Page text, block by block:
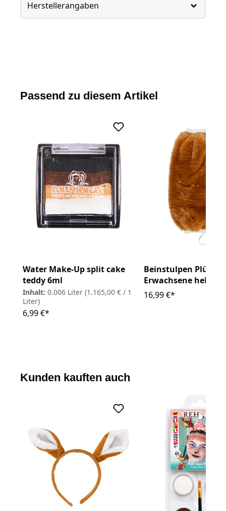
Herstellerangaben
Passend zu diesem Artikel
Water Make-Up split cake
teddy 6ml
Inhalt: 0.006 Liter (1.165,00 € / 1
Liter)
6,99 €*
Beinstulpen Plüsch
Erwachsene
16,99 €*
Kunden kauften auch